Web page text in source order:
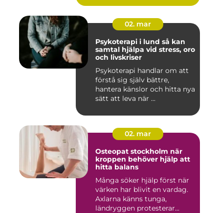
02. mar
Psykoterapi i lund så kan
samtal hjälpa vid stress, oro
och livskriser
Psykoterapi handlar om att
förstå sig själv bättre,
hantera känslor och hitta nya
sätt att leva när ...
02. mar
Osteopat stockholm när
kroppen behöver hjälp att
hitta balans
Många söker hjälp först när
värken har blivit en vardag.
Axlarna känns tunga,
ländryggen protesterar...